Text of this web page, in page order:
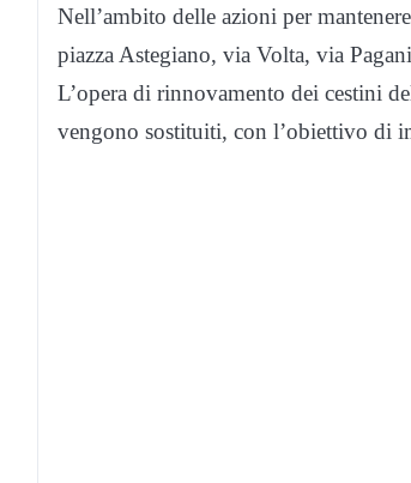
Nell’ambito delle azioni per
piazza Astegiano, via Volta, via
L’opera di rinnovamento dei cestini
vengono sostituiti, con l’obiettivo di